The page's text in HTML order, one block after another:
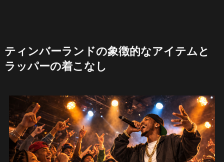
ティンバーランドの象徴的なアイテムと
ラッパーの着こなし